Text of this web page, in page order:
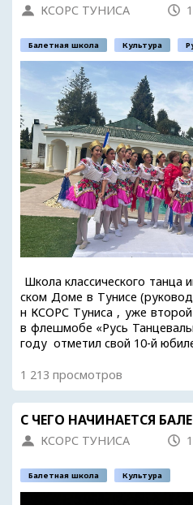
КСОРС ТУНИСА
Балетная школа Культура
Школа классического танца
ском Доме в Тунисе
н КСОРС Туниса , уже второй
в флешмобе «Русь
году отметил свой 10-й
1 213 просмотров
С ЧЕГО НАЧИНАЕТСЯ
КСОРС ТУНИСА
Балетная школа Культура